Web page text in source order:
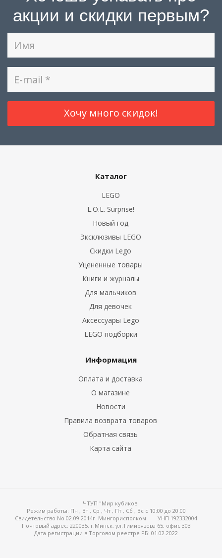
акции и скидки первым?
Каталог
LEGO
L.O.L. Surprise!
Новый год
Эксклюзивы LEGO
Скидки Lego
Уцененные товары
Книги и журналы
Для мальчиков
Для девочек
Аксессуары Lego
LEGO подборки
Информация
Оплата и доставка
О магазине
Новости
Правила возврата товаров
Обратная связь
Карта сайта
ЧТУП "Мир кубиков"
Режим работы: Пн , Вт , Ср , Чт , Пт , Сб , Вс c 10:00 до 20:00
Свидетельство No 02.09.2014г. Мингорисполком
УНП 192332004
Почтовый адрес: 220035, г.Минск, ул.Тимирязева 65, офис 303
Дата регистрации в Торговом реестре РБ: 01.02.2022